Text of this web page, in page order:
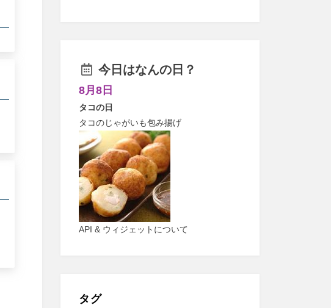
今日はなんの日？
8月8日
タコの日
タコのじゃがいも包み揚げ
API & ウィジェットについて
タグ